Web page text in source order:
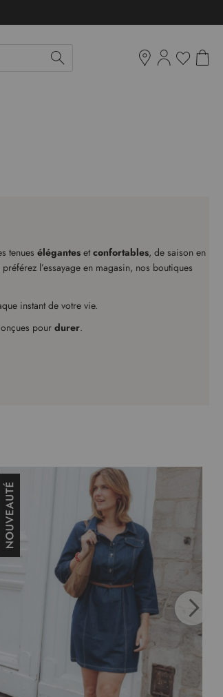
tenues élégantes et confortables, de saison en
l’essayage en magasin, nos boutiques
instant de votre vie.
pour durer.